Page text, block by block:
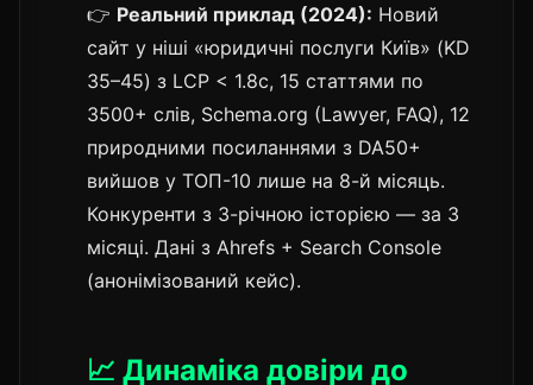
👉 Реальний приклад (2024): Новий
сайт у ніші «юридичні послуги Київ» (KD
35–45) з LCP < 1.8с, 15 статтями по
3500+ слів, Schema.org (Lawyer, FAQ), 12
природними посиланнями з DA50+
вийшов у ТОП-10 лише на 8-й місяць.
Конкуренти з 3-річною історією — за 3
місяці. Дані з Ahrefs + Search Console
(анонімізований кейс).
📈 Динаміка довіри до